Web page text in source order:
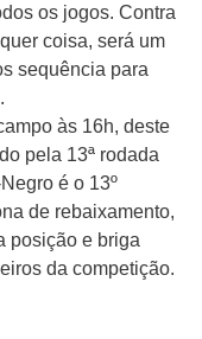
os jogos. Contra
coisa, será um
sequência para
às 16h, deste
pela 13ª rodada
é o 13º
de rebaixamento,
posição e briga
da competição.